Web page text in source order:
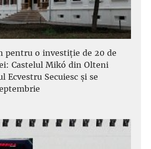
pentru o investiție de 20 de
Castelul Mikó din Olteni
Ecvestru Secuiesc și se